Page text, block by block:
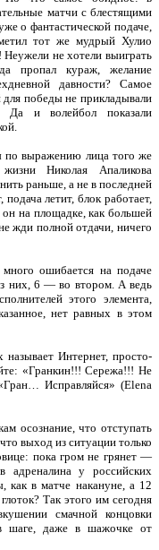
матчи с блестящими
о фантастической подаче,
тот же мудрый Хулио
Неужели не хотели выиграть
пропал кураж, желание
давности? Самое
победы не прикладывали
и волейбол показали
выражению лица того же
Николая Апаликова
раньше, а не в последней
летит, блок работает,
на площадке, как большей
жди полной отдачи, ничего
ошибается на подаче
них, 6 — во втором. А ведь
этого элемента,
нет равных в этом
Интернет, просто-
«Гранкин!!! Сережа!!! Не
Исправляйся» (Elena
осознание, что отступать
выход из ситуации только
пока гром не грянет —
адреналина у российских
как в матче накануне, а 12
Так этого им сегодня
смачной концовки
в шаге, даже в шажочке от